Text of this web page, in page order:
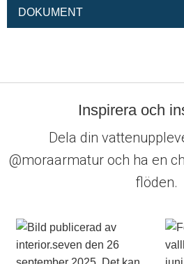
DOKUMENT
Inspirera och
Dela din
@moraarmatur och ha en
flöden.